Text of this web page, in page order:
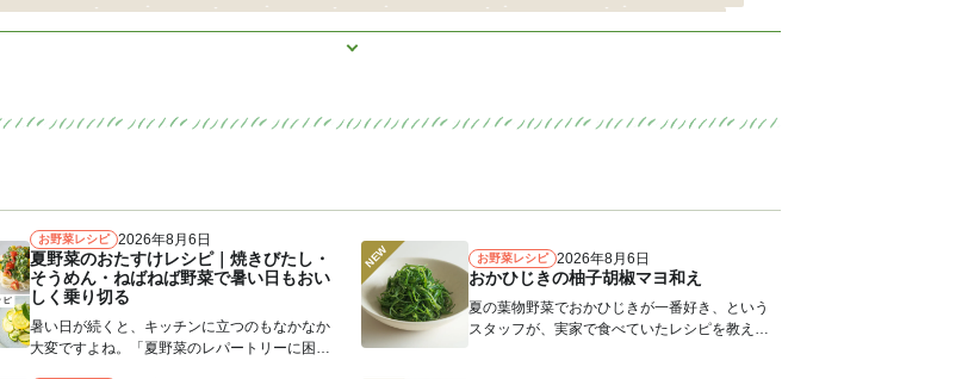
もっと見る
お野菜レシピ 2026年8月6日
夏野菜のおたすけレシピ｜焼きびたし・
そうめん・ねばねば野菜で暑い日もおい
しく乗り切る
暑い日が続くと、キッチンに立つのもなかなか
大変ですよね。「夏野菜のレパートリーに困
お野菜レシピ 2026年8月6日
おかひじきの柚子胡椒マヨ和え
夏の葉物野菜でおかひじきが一番好き、という
スタッフが、実家で食べていたレシピを教えて